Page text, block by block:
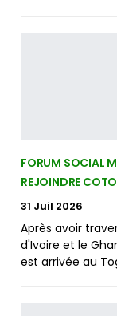
FORUM SOCIAL
REJOINDRE
31 Juil 2026
Après avoir
d'Ivoire et le
est arrivée au